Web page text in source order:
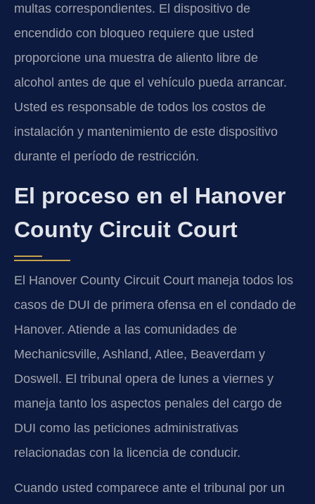
multas correspondientes. El dispositivo de
encendido con bloqueo requiere que usted
proporcione una muestra de aliento libre de
alcohol antes de que el vehículo pueda arrancar.
Usted es responsable de todos los costos de
instalación y mantenimiento de este dispositivo
durante el período de restricción.
El proceso en el Hanover
County Circuit Court
El Hanover County Circuit Court maneja todos los
casos de DUI de primera ofensa en el condado de
Hanover. Atiende a las comunidades de
Mechanicsville, Ashland, Atlee, Beaverdam y
Doswell. El tribunal opera de lunes a viernes y
maneja tanto los aspectos penales del cargo de
DUI como las peticiones administrativas
relacionadas con la licencia de conducir.
Cuando usted comparece ante el tribunal por un